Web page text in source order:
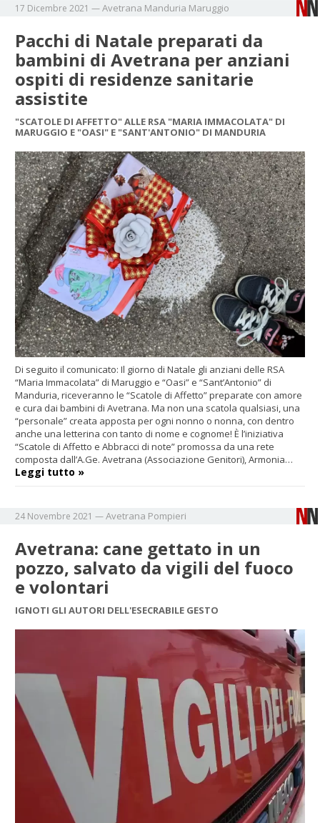
17 Dicembre 2021 —Avetrana Manduria Maruggio
Pacchi di Natale preparati da
bambini di Avetrana per anziani
ospiti di residenze sanitarie
assistite
"SCATOLE DI AFFETTO" ALLE RSA "MARIA IMMACOLATA" DI
MARUGGIO E "OASI" E "SANT'ANTONIO" DI MANDURIA
Di seguito il comunicato: Il giorno di Natale gli anziani delle RSA
“Maria Immacolata” di Maruggio e “Oasi” e “Sant’Antonio” di
Manduria, riceveranno le “Scatole di Affetto” preparate con amore
e cura dai bambini di Avetrana. Ma non una scatola qualsiasi, una
“personale” creata apposta per ogni nonno o nonna, con dentro
anche una letterina con tanto di nome e cognome! È l’iniziativa
“Scatole di Affetto e Abbracci di note” promossa da una rete
composta dall’A.Ge. Avetrana (Associazione Genitori), Armonia…
Leggi tutto »
24 Novembre 2021 —Avetrana Pompieri
Avetrana: cane gettato in un
pozzo, salvato da vigili del fuoco
e volontari
IGNOTI GLI AUTORI DELL'ESECRABILE GESTO